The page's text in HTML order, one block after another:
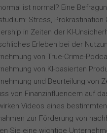
in Zeiten der KI-
von True-Crime-
Sie eine wichtige